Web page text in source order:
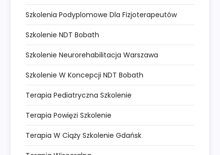
Szkolenia Podyplomowe Dla Fizjoterapeutów
Szkolenie NDT Bobath
Szkolenie Neurorehabilitacja Warszawa
Szkolenie W Koncepcji NDT Bobath
Terapia Pediatryczna Szkolenie
Terapia Powięzi Szkolenie
Terapia W Ciąży Szkolenie Gdańsk